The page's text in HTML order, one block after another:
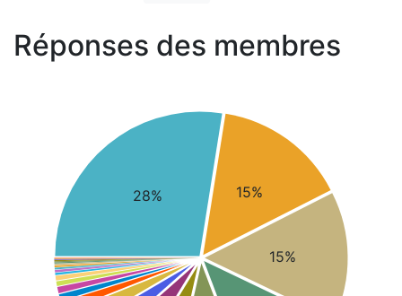
Réponses des membres
28% 15%
15%